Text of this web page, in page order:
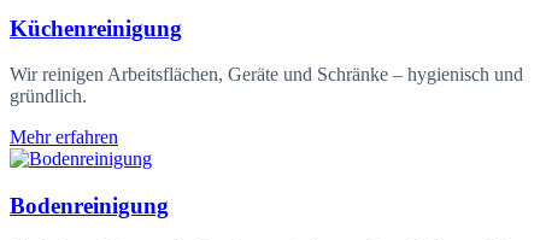
Küchenreinigung
Wir reinigen Arbeitsflächen, Geräte und Schränke – hygienisch und
gründlich.
Mehr erfahren
Bodenreinigung